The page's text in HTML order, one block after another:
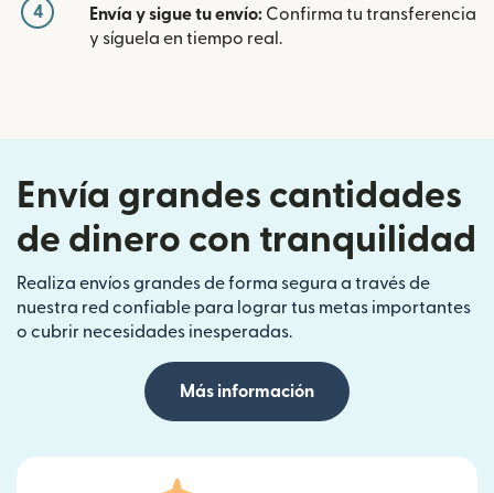
4 Envía y sigue tu envío: Confirma tu transferencia
y síguela en tiempo real.
Envía grandes cantidades
de dinero con tranquilidad
Realiza envíos grandes de forma segura a través de
nuestra red confiable para lograr tus metas importantes
o cubrir necesidades inesperadas.
Más información